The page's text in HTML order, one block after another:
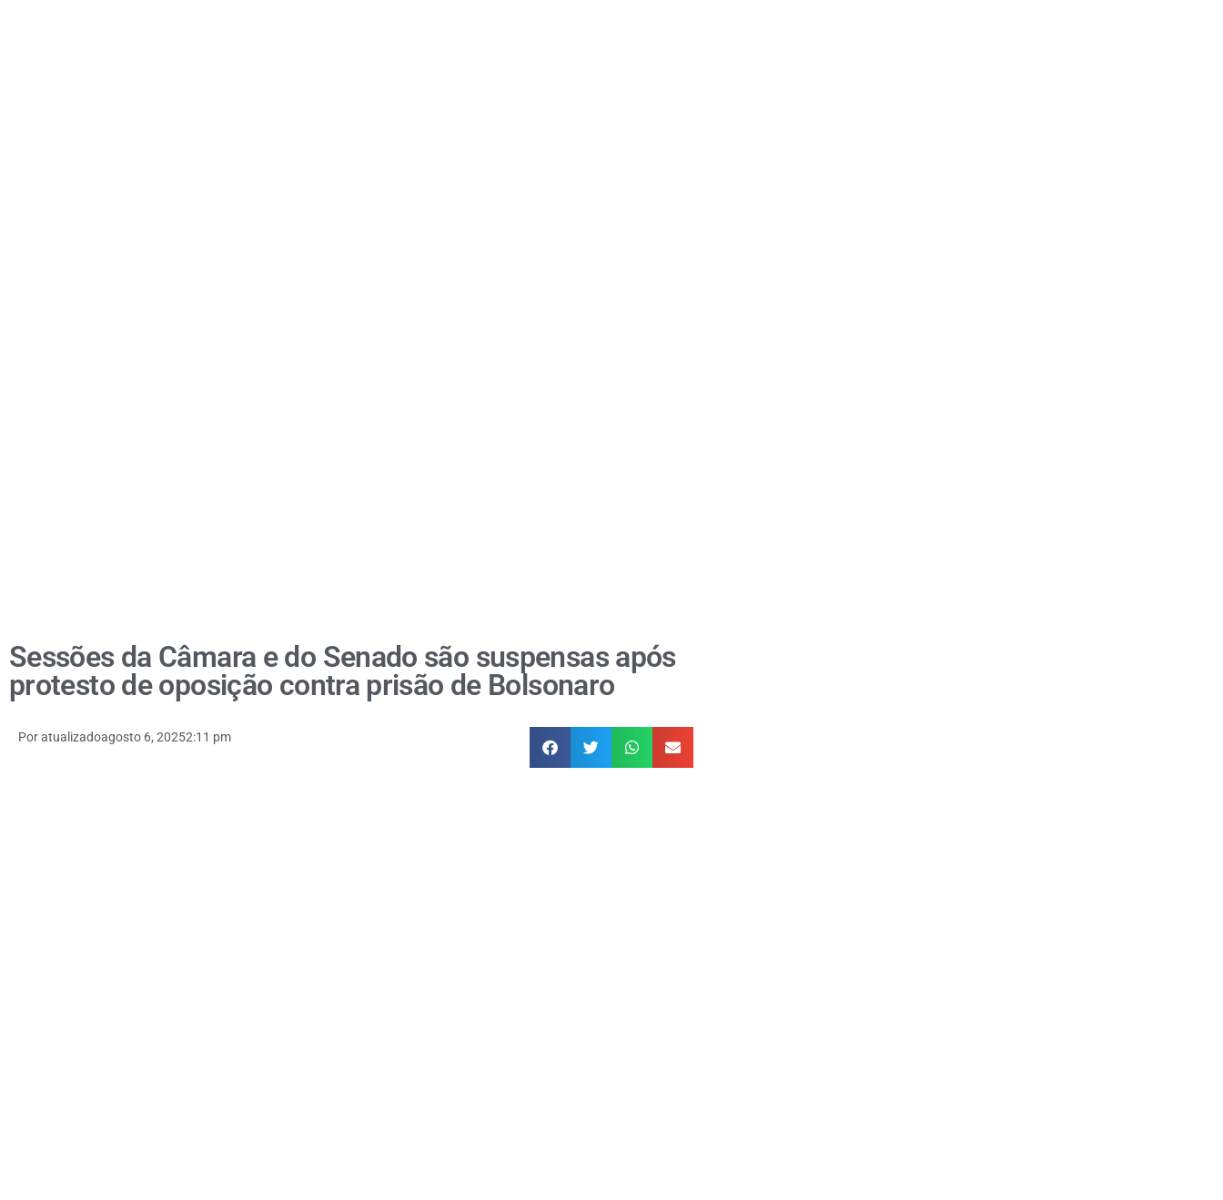
Sessões da Câmara e do Senado são suspensas após
protesto de oposição contra prisão de Bolsonaro
Poratualizadoagosto 6, 20252:11 pm